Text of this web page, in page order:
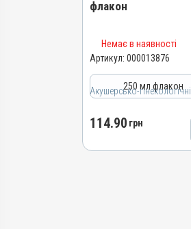
Акушерсько-гінекологічні
флакон
Назва препарату
Іхглюковіт
Артикул
000013876
4820012504602
Немає в наявності
Артикул: 000013876
250 мл флакон
114.90 грн